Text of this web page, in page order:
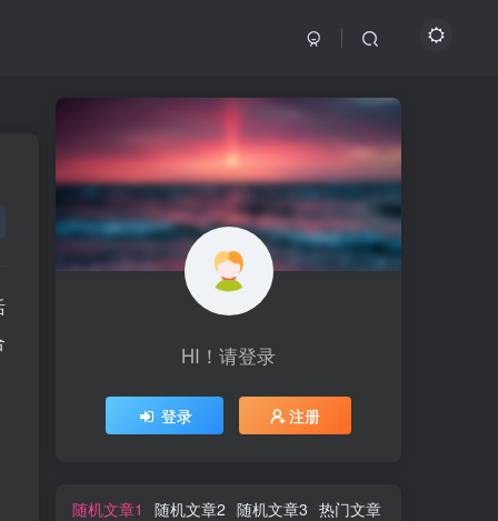
HI！请登录
登录 注册
随机文章1 随机文章2 随机文章3 热门文章
HI！请登录
登录 注册
随机文章1 随机文章2 随机文章3 热门文章